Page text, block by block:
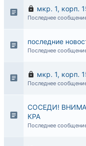
мкр. 1, корп.
Последнее
последние
Последнее
мкр. 1, корп.
Последнее
СОСЕДИ!
КРА
Последнее